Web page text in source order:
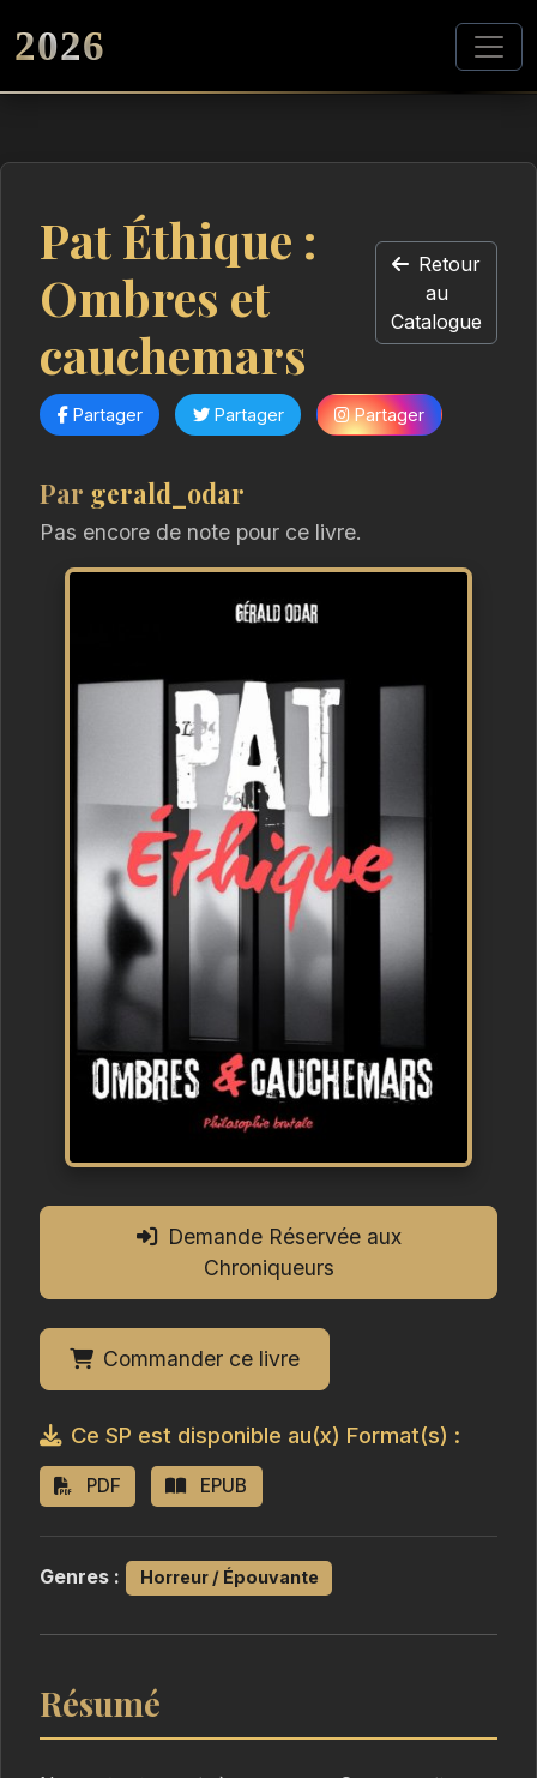
2026
Pat Éthique :
Ombres et
cauchemars
Retour
au
Catalogue
Partager Partager Partager
Par gerald_odar
Pas encore de note pour ce livre.
Demande Réservée aux
Chroniqueurs
Commander ce livre
Ce SP est disponible au(x) Format(s) :
PDF EPUB
Genres : Horreur / Épouvante
Résumé